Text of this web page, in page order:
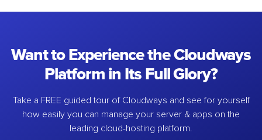
Want to Experience the Cloudways
Platform in Its Full Glory?
Take a FREE guided tour of Cloudways and see for yourself
how easily you can manage your server & apps on the
leading cloud-hosting platform.